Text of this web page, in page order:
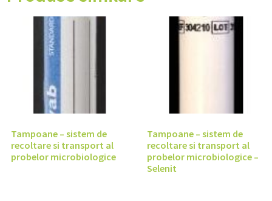
Tampoane – sistem de
recoltare si transport al
probelor microbiologice
Tampoane – sistem de
recoltare si transport al
probelor microbiologice –
Selenit